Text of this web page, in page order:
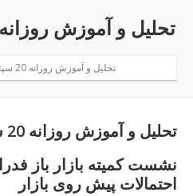
تحلیل و آموزش روزانه 20 سپتامبر 2017
تحلیل و آموزش روزانه 20 سپتامبر 2017
تحلیل و آموزش روزانه 20 سپتامبر 2017
نشست کمیته بازار باز
احتمالات پیش روی بازار